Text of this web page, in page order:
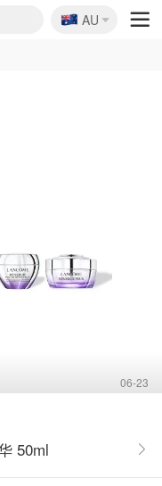
🇦🇺
AU
06-23
50ml